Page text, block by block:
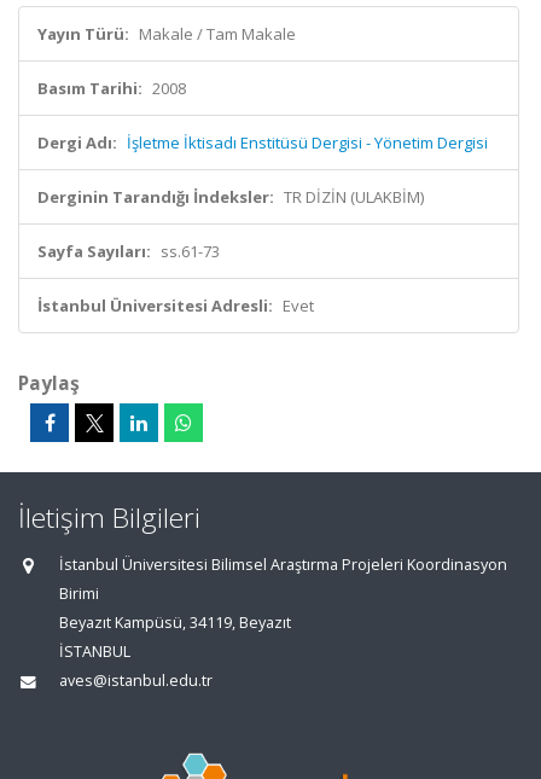
Yayın Türü: Makale / Tam Makale
Basım Tarihi: 2008
Dergi Adı: İşletme İktisadı Enstitüsü Dergisi - Yönetim Dergisi
Derginin Tarandığı İndeksler: TR DİZİN (ULAKBİM)
Sayfa Sayıları: ss.61-73
İstanbul Üniversitesi Adresli: Evet
Paylaş
İletişim Bilgileri
İstanbul Üniversitesi Bilimsel Araştırma Projeleri Koordinasyon
Birimi
Beyazıt Kampüsü, 34119, Beyazıt
İSTANBUL
aves@istanbul.edu.tr